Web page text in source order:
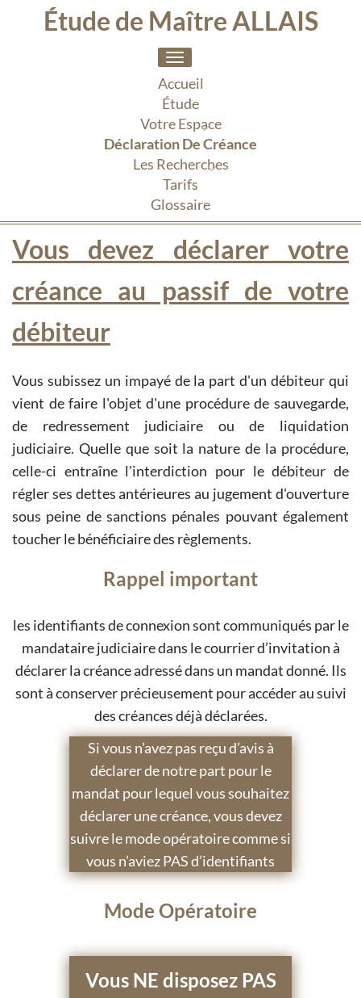
Étude de Maître ALLAIS
Toggle
navigation
Accueil
Étude
Votre Espace
Déclaration De Créance
Les Recherches
Tarifs
Glossaire
Vous devez déclarer votre
créance au passif de votre
débiteur
Vous subissez un impayé de la part d'un débiteur qui
vient de faire l'objet d'une procédure de sauvegarde,
de redressement judiciaire ou de liquidation
judiciaire. Quelle que soit la nature de la procédure,
celle-ci entraîne l'interdiction pour le débiteur de
régler ses dettes antérieures au jugement d'ouverture
sous peine de sanctions pénales pouvant également
toucher le bénéficiaire des règlements.
Rappel important
les identifiants de connexion sont communiqués par le
mandataire judiciaire dans le courrier d’invitation à
déclarer la créance adressé dans un mandat donné. Ils
sont à conserver précieusement pour accéder au suivi
des créances déjà déclarées.
Si vous n’avez pas reçu d’avis à
déclarer de notre part pour le
mandat pour lequel vous souhaitez
déclarer une créance, vous devez
suivre le mode opératoire comme si
vous n’aviez PAS d’identifiants
Mode Opératoire
Vous NE disposez PAS